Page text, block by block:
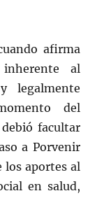
afirma
al
legalmente
del
facultar
a Porvenir
los aportes al
en salud,